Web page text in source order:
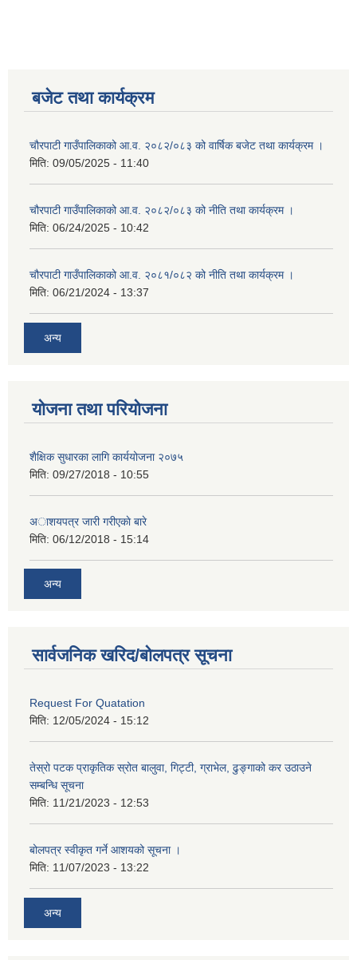
बजेट तथा कार्यक्रम
चौरपाटी गाउँपालिकाको आ.व. २०८२/०८३ को वार्षिक बजेट तथा कार्यक्रम ।
मिति: 09/05/2025 - 11:40
चौरपाटी गाउँपालिकाको आ.व. २०८२/०८३ को नीति तथा कार्यक्रम ।
मिति: 06/24/2025 - 10:42
चौरपाटी गाउँपालिकाको आ.व. २०८१/०८२ को नीति तथा कार्यक्रम ।
मिति: 06/21/2024 - 13:37
अन्य
योजना तथा परियोजना
शैक्षिक सुधारका लागि कार्ययोजना २०७५
मिति: 09/27/2018 - 10:55
अाशयपत्र जारी गरीएकाे बारे
मिति: 06/12/2018 - 15:14
अन्य
सार्वजनिक खरिद/बोलपत्र सूचना
Request For Quatation
मिति: 12/05/2024 - 15:12
तेस्रो पटक प्राकृतिक स्रोत बालुवा, गिट्टी, ग्राभेल, ढुङ्गाको कर उठाउने
सम्बन्धि सूचना
मिति: 11/21/2023 - 12:53
बोलपत्र स्वीकृत गर्ने आशयको सूचना ।
मिति: 11/07/2023 - 13:22
अन्य